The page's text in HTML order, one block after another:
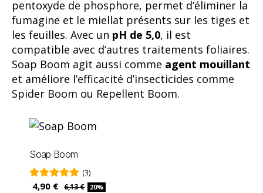
pentoxyde de phosphore, permet d’éliminer la
fumagine et le miellat présents sur les tiges et
les feuilles. Avec un pH de 5,0, il est
compatible avec d’autres traitements foliaires.
Soap Boom agit aussi comme agent mouillant
et améliore l’efficacité d’insecticides comme
Spider Boom ou Repellent Boom.
Soap Boom
(3)
4,90 € 6,13 € 20%